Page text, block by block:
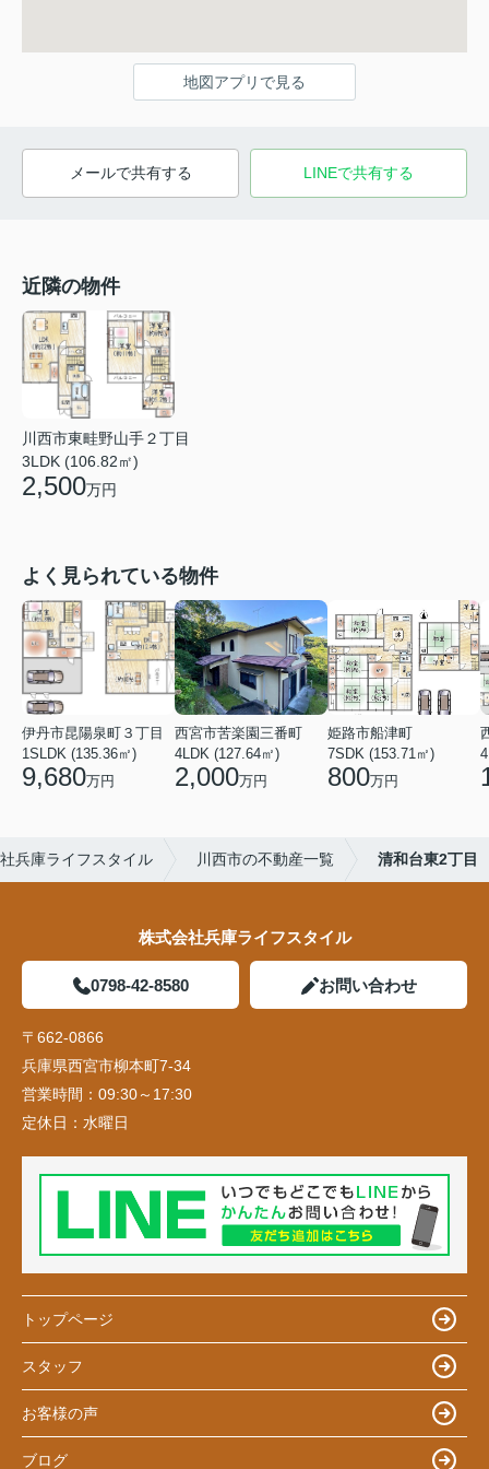
地図アプリで見る
メールで共有する LINEで共有する
近隣の物件
川西市東畦野山手２丁目
3LDK (106.82㎡)
2,500万円
よく見られている物件
伊丹市昆陽泉町３丁目
1SLDK (135.36㎡)
9,680万円
西宮市苦楽園三番町
4LDK (127.64㎡)
2,000万円
姫路市船津町
7SDK (153.71㎡)
800万円
兵庫ライフスタイル 川西市の不動産一覧 清和台東2丁目
株式会社兵庫ライフスタイル
0798-42-8580 お問い合わせ
〒662-0866
兵庫県西宮市柳本町7-34
営業時間： 09:30～17:30
定休日： 水曜日
トップページ
スタッフ
お客様の声
ブログ